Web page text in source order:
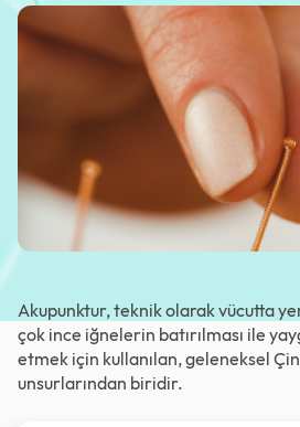
Akupunktur, teknik olarak vücutta
çok ince iğnelerin batırılması ile
etmek için kullanılan, geleneksel Çin
unsurlarından biridir.